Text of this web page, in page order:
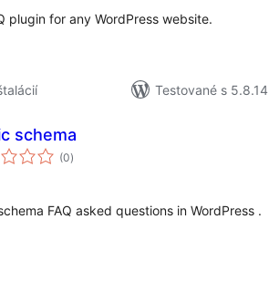
plugin for any WordPress website.
Testované s 5.8.14
schema
(0celkové
hodnotenie
)
FAQ asked questions in WordPress .